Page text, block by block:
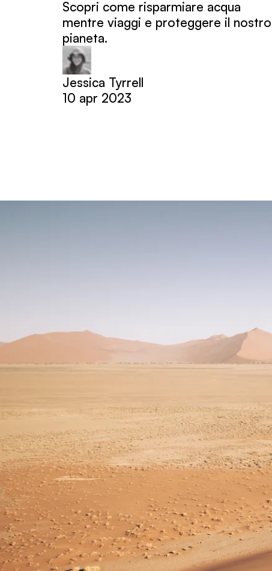
Scopri come risparmiare acqua
mentre viaggi e proteggere il nostro
pianeta.
Jessica Tyrrell
10 apr 2023